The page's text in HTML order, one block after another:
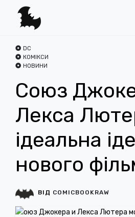
DC
КОМІКСИ
НОВИНИ
Союз
Лекса
ідеальна
нового
ВІД COMICBOOKRAW